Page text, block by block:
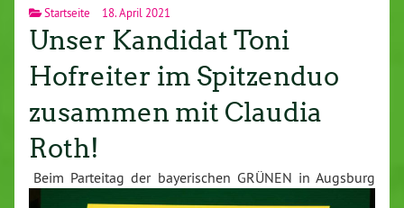
Startseite 18. April 2021
Unser Kandidat Toni
Hofreiter im Spitzenduo
zusammen mit Claudia
Roth!
Beim Parteitag der baye­ri­schen GRÜNEN in Augsburg